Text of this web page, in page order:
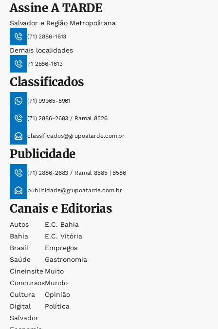
AssineA TARDE
Salvador e Região Metropolitana
(71) 2886-1613
Demais localidades
71 2886-1613
Classificados
(71) 99965-8961
(71) 2886-2683 / Ramal 8526
classificados@grupoatarde.com.br
Publicidade
(71) 2886-2683 / Ramal 8585 | 8586
publicidade@grupoatarde.com.br
Canais e Editorias
Autos
Bahia
Brasil
Saúde
Cineinsite
Concursos
Cultura
Digital
Salvador
E.c. Bahia
E.c. Vitória
Empregos
Gastronomia
Muito
Mundo
Opinião
Política